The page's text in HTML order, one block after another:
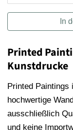
In
Printed
Kunstdrucke
Printed
hochwertige
ausschließlich
und keine